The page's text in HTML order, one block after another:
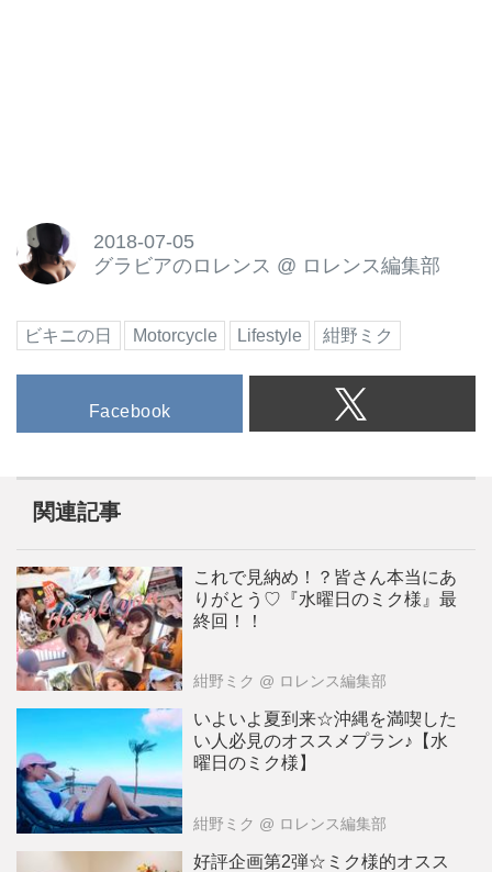
2018-07-05
グラビアのロレンス @ ロレンス編集部
ビキニの日 Motorcycle Lifestyle 紺野ミク
Facebook
関連記事
これで見納め！？皆さん本当にあ
りがとう♡『水曜日のミク様』最
終回！！
紺野ミク @ ロレンス編集部
いよいよ夏到来☆沖縄を満喫した
い人必見のオススメプラン♪【水
曜日のミク様】
紺野ミク @ ロレンス編集部
好評企画第2弾☆ミク様的オスス